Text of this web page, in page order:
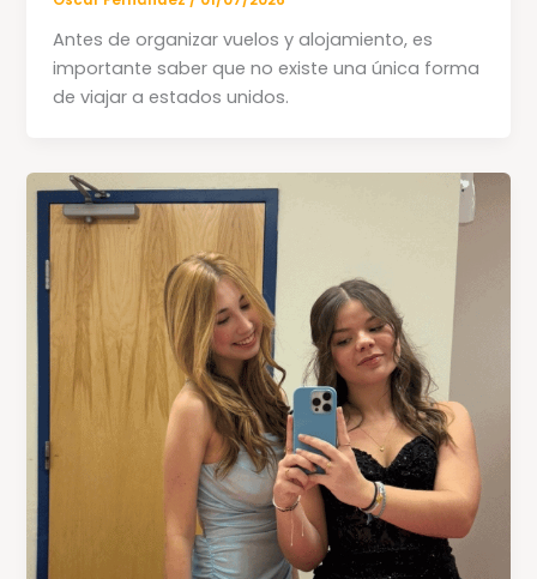
Antes de organizar vuelos y alojamiento, es
importante saber que no existe una única forma
de viajar a estados unidos.